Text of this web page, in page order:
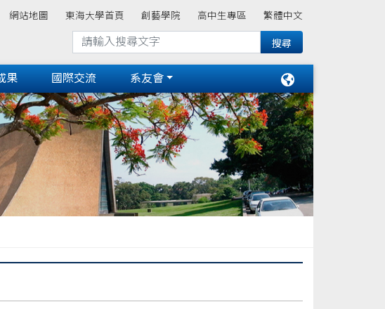
網站地圖 東海大學首頁 創藝學院 高中生專區 繁體中文
果 國際交流 系友會